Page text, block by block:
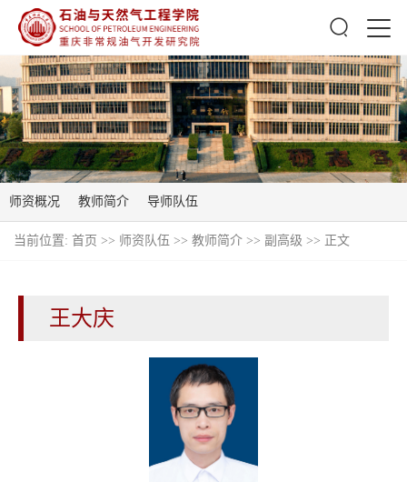
师资概况 教师简介 导师队伍
当前位置: 首页 >> 师资队伍 >> 教师简介 >> 副高级 >> 正文
王大庆